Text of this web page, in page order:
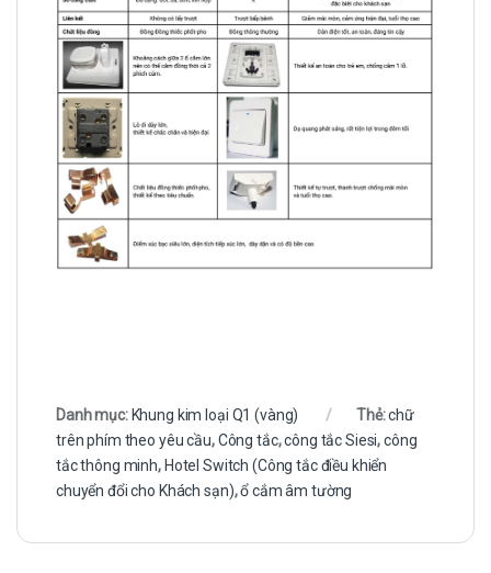
Danh mục: Khung kim loại Q1 (vàng) Thẻ:chữ
trên phím theo yêu cầu,Công tắc,công tắc Siesi,công
tắc thông minh, Hotel Switch (Công tắc điều khiển
chuyển đổi cho Khách sạn),ổ cắm âm tường